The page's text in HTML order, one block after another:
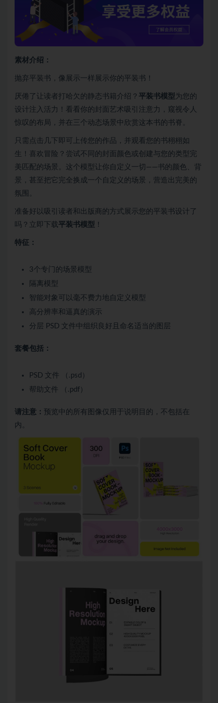
素材介绍：
抛弃平装书，像展示一样展示你的平装书！
厌倦了让读者打哈欠的静态书籍介绍？ 平装书模型为您的
设计注入活力！看看你的封面艺术吸引注意力，窥视令人
惊叹的布局，并在三个动态场景中欣赏这本书的书脊。
只需点击几下即可上传您的作品，并观看您的书栩栩如
生！喜欢冒险？尝试不同的封面颜色或创建与您的类型完
美匹配的场景。这个模型让你自定义一切——书的颜色、背
景，甚至把它完全换成一个自定义的场景，营造出完美的
氛围。
准备好以吸引读者和出版商的方式展示您的平装书设计了
吗？立即下载平装书模型 ！
特征：
3个专门的场景模型
隔离模型
智能对象可以毫不费力地自定义模型
高分辨率和逼真的演示
分层 PSD 文件中组织良好且命名适当的图层
套餐包括：
PSD 文件 （.psd）
帮助文件 （.pdf）
请注意： 预览中的所有图像仅用于说明目的，不包括在
内。